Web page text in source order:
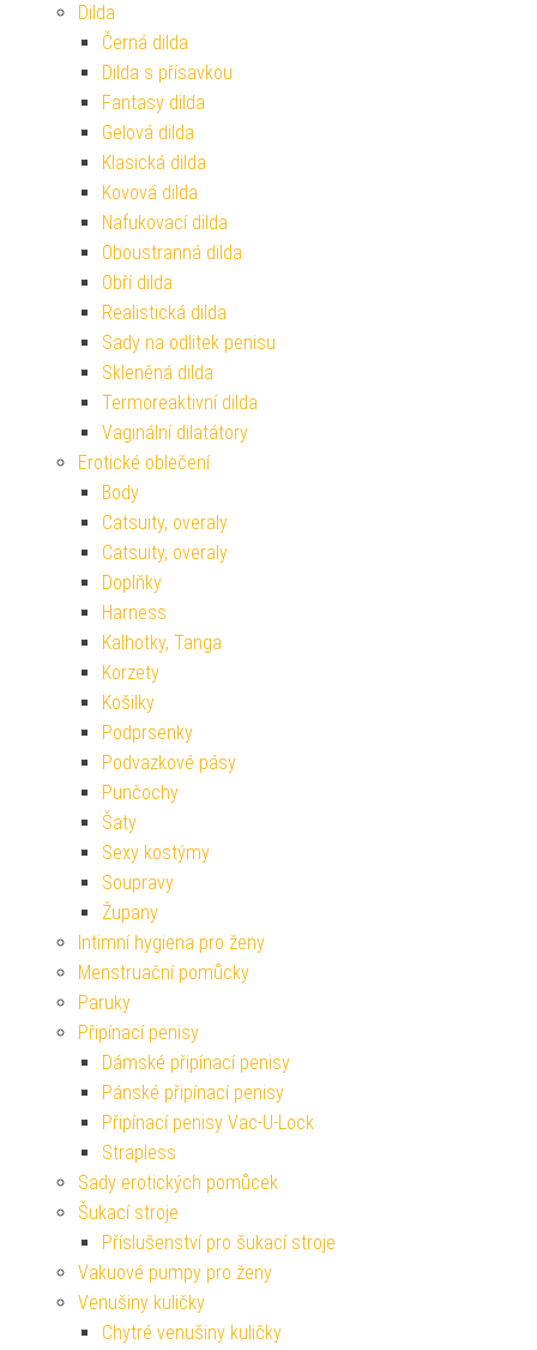
Dilda
Černá dilda
Dilda s přísavkou
Fantasy dilda
Gelová dilda
Klasická dilda
Kovová dilda
Nafukovací dilda
Oboustranná dilda
Obří dilda
Realistická dilda
Sady na odlitek penisu
Skleněná dilda
Termoreaktivní dilda
Vaginální dilatátory
Erotické oblečení
Body
Catsuity, overaly
Catsuity, overaly
Doplňky
Harness
Kalhotky, Tanga
Korzety
Košilky
Podprsenky
Podvazkové pásy
Punčochy
Šaty
Sexy kostýmy
Soupravy
Župany
Intimní hygiena pro ženy
Menstruační pomůcky
Paruky
Připínací penisy
Dámské připínací penisy
Pánské připínací penisy
Připínací penisy Vac-U-Lock
Strapless
Sady erotických pomůcek
Šukací stroje
Příslušenství pro šukací stroje
Vakuové pumpy pro ženy
Venušiny kuličky
Chytré venušiny kuličky